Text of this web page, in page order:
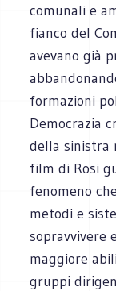
comunali e
fianco del
avevano già
formazioni
Democrazia
della sinistra
film di Rosi
fenomeno
metodi e
sopravvivere
maggiore
gruppi